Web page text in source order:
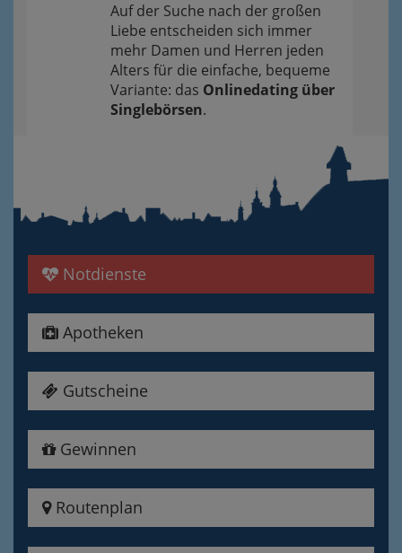
Auf der Suche nach der großen
Liebe entscheiden sich immer
mehr Damen und Herren jeden
Alters für die einfache, bequeme
Variante: das Onlinedating über
Singlebörsen.
Notdienste
Apotheken
Gutscheine
Gewinnen
Routenplan